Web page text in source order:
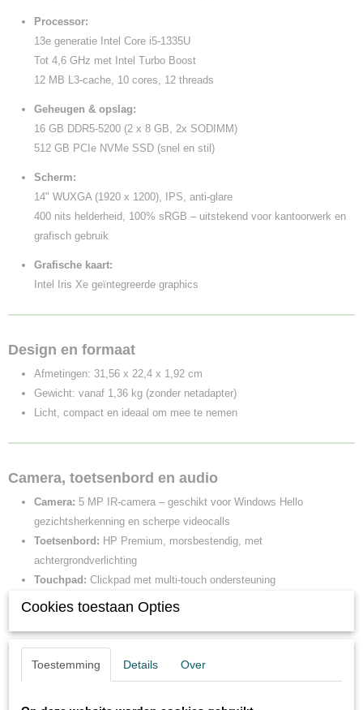
Processor:
13e generatie Intel Core i5-1335U
Tot 4,6 GHz met Intel Turbo Boost
12 MB L3-cache, 10 cores, 12 threads
Geheugen & opslag:
16 GB DDR5-5200 (2 x 8 GB, 2x SODIMM)
512 GB PCIe NVMe SSD (snel en stil)
Scherm:
14" WUXGA (1920 x 1200), IPS, anti-glare
400 nits helderheid, 100% sRGB – uitstekend voor kantoorwerk en
grafisch gebruik
Grafische kaart:
Intel Iris Xe geïntegreerde graphics
Design en formaat
Afmetingen: 31,56 x 22,4 x 1,92 cm
Gewicht: vanaf 1,36 kg (zonder netadapter)
Licht, compact en ideaal om mee te nemen
Camera, toetsenbord en audio
Camera: 5 MP IR-camera – geschikt voor Windows Hello
gezichtsherkenning en scherpe videocalls
Toetsenbord: HP Premium, morsbestendig, met
achtergrondverlichting
Touchpad: Clickpad met multi-touch ondersteuning
Audio:
Bang & Olufsen, twee stereospeakers, twee microfoons met
Draadloos, batterij en voeding
Cookies toestaan Opties
Toestemming Details Over